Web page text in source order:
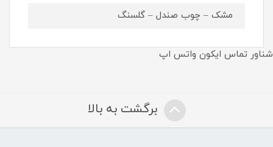
مشک – چوب صندل – گلسنگ
شناور تماس ایکون واتس اپ
برگشت به بالا